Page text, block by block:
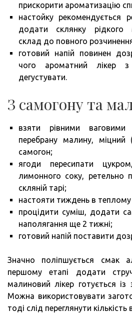
прискорити ароматизацію
настойку рекомендується
додати склянку рідкого
склад до повного
готовий напій повинен
чого ароматний лікер
дегустувати.
З самогону та
взяти рівними ваговими
перебрану малину,
самогон;
ягоди пересипати
лимонного соку, ретельно
скляній тарі;
настояти тиждень в теплому
процідити суміш, додати
наполягання ще 2 тижні;
готовий напій поставити
Значно поліпшується смак
першому етапі додати
малиновий лікер готується
Можна використовувати
тоді слід переглянути